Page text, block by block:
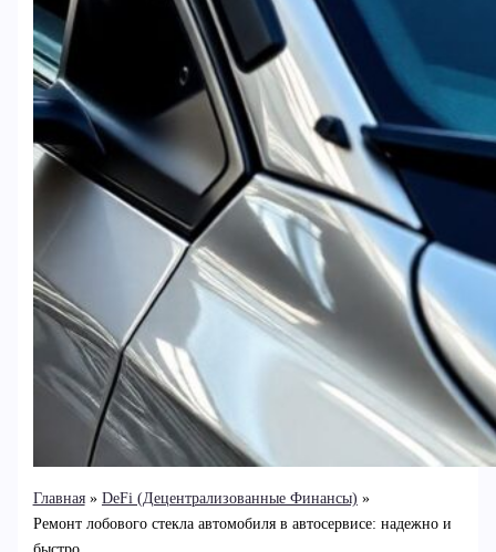
Главная
DeFi (Децентрализованные Финансы)
Ремонт лобового стекла автомобиля в автосервисе: надежно и